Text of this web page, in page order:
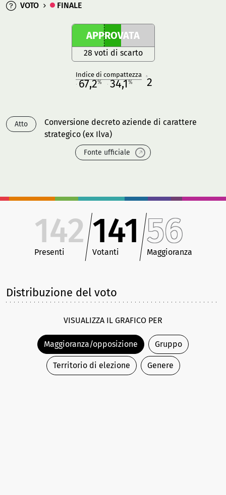
VOTO FINALE
APPROVATA
28 voti di scarto
Indice di compattezza
67,2% 34,1% 2
Atto
Conversione decreto aziende di carattere
strategico (ex Ilva)
Fonte ufficiale
142
Presenti
141
Votanti
56
Maggioranza
Distribuzione del voto
VISUALIZZA IL GRAFICO PER
Maggioranza/opposizione Gruppo
Territorio di elezione Genere